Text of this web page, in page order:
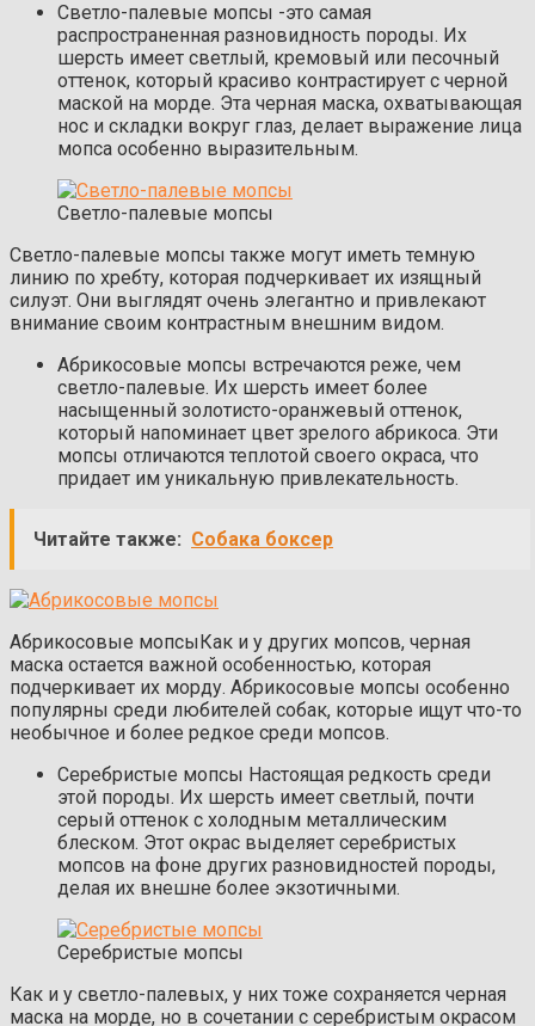
Светло-палевые мопсы -это самая
распространенная разновидность породы. Их
шерсть имеет светлый, кремовый или песочный
оттенок, который красиво контрастирует с черной
маской на морде. Эта черная маска, охватывающая
нос и складки вокруг глаз, делает выражение лица
мопса особенно выразительным.
Светло-палевые мопсы
Светло-палевые мопсы также могут иметь темную
линию по хребту, которая подчеркивает их изящный
силуэт. Они выглядят очень элегантно и привлекают
внимание своим контрастным внешним видом.
Абрикосовые мопсы встречаются реже, чем
светло-палевые. Их шерсть имеет более
насыщенный золотисто-оранжевый оттенок,
который напоминает цвет зрелого абрикоса. Эти
мопсы отличаются теплотой своего окраса, что
придает им уникальную привлекательность.
Читайте также: Собака боксер
Абрикосовые мопсы Как и у других мопсов, черная
маска остается важной особенностью, которая
подчеркивает их морду. Абрикосовые мопсы особенно
популярны среди любителей собак, которые ищут что-то
необычное и более редкое среди мопсов.
Серебристые мопсы Настоящая редкость среди
этой породы. Их шерсть имеет светлый, почти
серый оттенок с холодным металлическим
блеском. Этот окрас выделяет серебристых
мопсов на фоне других разновидностей породы,
делая их внешне более экзотичными.
Серебристые мопсы
Как и у светло-палевых, у них тоже сохраняется черная
маска на морде, но в сочетании с серебристым окрасом